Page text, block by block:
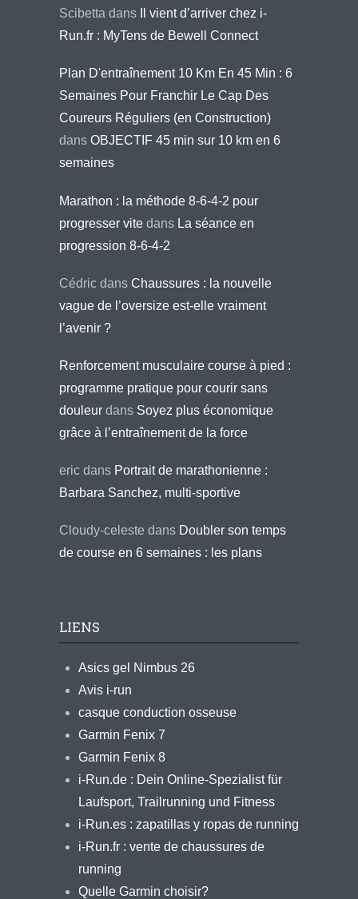
Scibetta dans
Il vient d’arriver chez i-
Run.fr : MyTens de Bewell Connect
Plan D'entraînement 10 Km En 45 Min : 6
Semaines Pour Franchir Le Cap Des
Coureurs Réguliers (en Construction)
dans OBJECTIF 45 min sur 10 km en 6
semaines
Marathon : la méthode 8-6-4-2 pour
progresser vite dans La séance en
progression 8-6-4-2
Cédric dans Chaussures : la nouvelle
vague de l’oversize est-elle vraiment
l’avenir ?
Renforcement musculaire course à pied :
programme pratique pour courir sans
douleur dans Soyez plus économique
grâce à l’entraînement de la force
eric dans Portrait de marathonienne :
Barbara Sanchez, multi-sportive
Cloudy-celeste dans Doubler son temps
de course en 6 semaines : les plans
LIENS
Asics gel Nimbus 26
Avis i-run
casque conduction osseuse
Garmin Fenix 7
Garmin Fenix 8
i-Run.de : Dein Online-Spezialist für
Laufsport, Trailrunning und Fitness
i-Run.es : zapatillas y ropas de running
i-Run.fr : vente de chaussures de
running
Quelle Garmin choisir?